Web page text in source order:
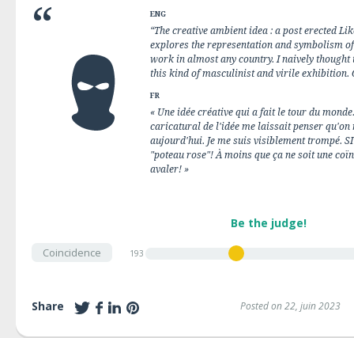
ENG
“The creative ambient idea : a post erected
explores the representation and symbolism
work in almost any country. I naively
this kind of masculinist and virile exhibition.
FR
« Une idée créative qui a fait le tour du
caricatural de l'idée me laissait penser
aujourd'hui. Je me suis visiblement trompé.
"poteau rose"! À moins que ça ne soit une
avaler! »
Be the judge!
Coincidence 193
Share Posted on 22, juin 2023